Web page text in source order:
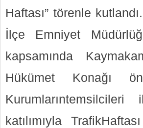
Haftası” törenle
İlçe Emniyet
kapsamında
Hükümet Konağı
katılımıyla